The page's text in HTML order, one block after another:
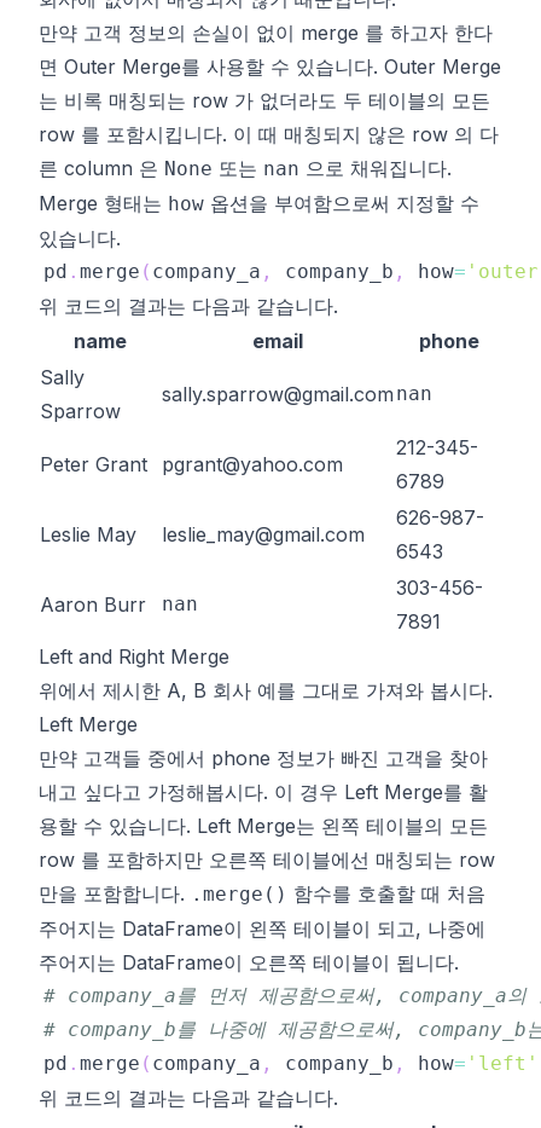
만약 고객 정보의 손실이 없이 merge 를 하고자 한다
면 Outer Merge를 사용할 수 있습니다. Outer Merge
는 비록 매칭되는 row 가 없더라도 두 테이블의 모든
row 를 포함시킵니다. 이 때 매칭되지 않은 row 의 다
른 column 은 None 또는 nan 으로 채워집니다.
Merge 형태는 how 옵션을 부여함으로써 지정할 수
있습니다.
pd . merge ( company_a , company_b , how=
위 코드의 결과는 다음과 같습니다.
name
email
phone
Sally
Sparrow
sally.sparrow@gmail.com nan
Peter Grant pgrant@yahoo.com
212-345-
6789
Leslie May leslie_may@gmail.com
626-987-
6543
Aaron Burr nan
303-456-
7891
Left and Right Merge
위에서 제시한 A, B 회사 예를 그대로 가져와 봅시다.
Left Merge
만약 고객들 중에서 phone 정보가 빠진 고객을 찾아
내고 싶다고 가정해봅시다. 이 경우 Left Merge를 활
용할 수 있습니다. Left Merge는 왼쪽 테이블의 모든
row 를 포함하지만 오른쪽 테이블에선 매칭되는 row
만을 포함합니다. .merge() 함수를 호출할 때 처음
주어지는 DataFrame이 왼쪽 테이블이 되고, 나중에
주어지는 DataFrame이 오른쪽 테이블이 됩니다.
# company_a를 먼저 제공함으로써, company_a의
# company_b를 나중에 제공함으로써, company_b
pd . merge ( company_a , company_b , how= 'left'
위 코드의 결과는 다음과 같습니다.